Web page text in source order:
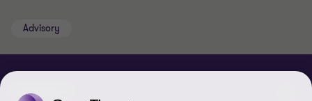
Advisory
CONNECT